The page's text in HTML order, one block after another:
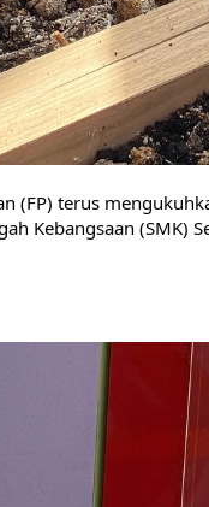
(FP) terus
Kebangsaan (SMK)